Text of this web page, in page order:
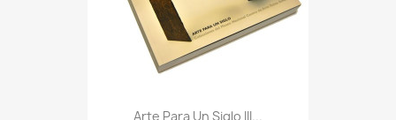
Arte Para Un Siglo III...